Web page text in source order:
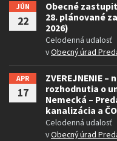
JÚN
22
Obecné
28. plánované
2026)
Celodenná udalosť
vObecný úrad
APR
17
ZVEREJNENIE
rozhodnutia o
Nemecká –
kanalizácia a
Celodenná udalosť
vObecný úrad